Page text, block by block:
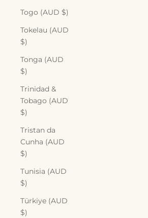
Togo (AUD $)
Tokelau (AUD
$)
Tonga (AUD
$)
Trinidad &
Tobago (AUD
$)
Tristan da
Cunha (AUD
$)
Tunisia (AUD
$)
Türkiye (AUD
$)